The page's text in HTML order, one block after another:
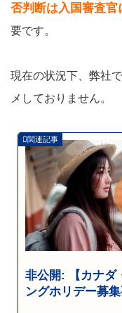
否判断は入国審査
要です。
現在の状況下、弊社
メしておりません。
非公開: 【カナダ
ングホリデー募集